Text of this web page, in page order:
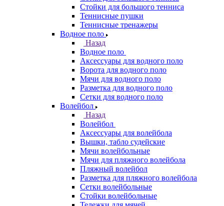
Стойки для большого тенниса
Теннисные пушки
Теннисные тренажеры
Водное поло
Назад
Водное поло
Аксессуары для водного поло
Ворота для водного поло
Мячи для водного поло
Разметка для водного поло
Сетки для водного поло
Волейбол
Назад
Волейбол
Аксессуары для волейбола
Вышки, табло судейские
Мячи волейбольные
Мячи для пляжного волейбола
Пляжный волейбол
Разметка для пляжного волейбола
Сетки волейбольные
Стойки волейбольные